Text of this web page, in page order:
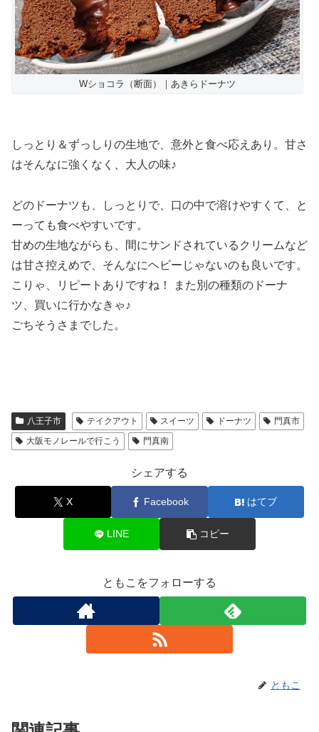
Wショコラ（断面）｜あきらドーナツ
しっとり＆ずっしりの生地で、意外と食べ応えあり。甘さ
はそんなに強くなく、大人の味♪
どのドーナツも、しっとりで、口の中で溶けやすくて、と
ーっても食べやすいです。
甘めの生地ながらも、間にサンドされているクリームなど
は甘さ控えめで、そんなにヘビーじゃないのも良いです。
こりゃ、リピートありですね！ また別の種類のドーナ
ツ、買いに行かなきゃ♪
ごちそうさまでした。
八王子市 テイクアウト スイーツ ドーナツ
門真市
大阪モノレールで行こう
門真南
シェアする
X Facebook はてブ
LINE コピー
ともこをフォローする
ともこ